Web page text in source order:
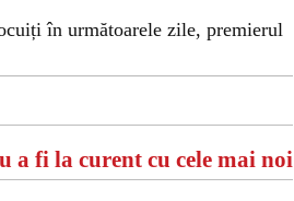
în următoarele zile, premierul
fi la curent cu cele mai noi